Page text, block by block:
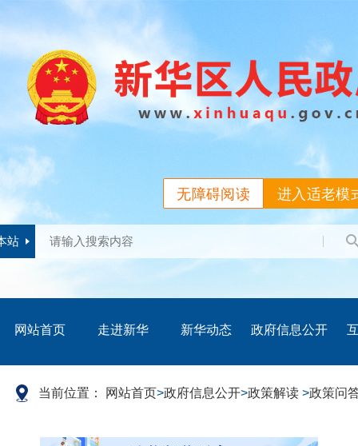
进入适老模
无障碍阅读
站
网站首页 走进新华 新华动态 政府信息公开
当前位置： 网站首页>政府信息公开>政策解读 >政策问